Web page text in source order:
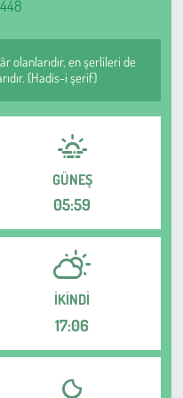
olanlarıdır, en şerlileri de
(Hadis-i şerif)
GÜNEŞ
05:59
İKINDI
17:06